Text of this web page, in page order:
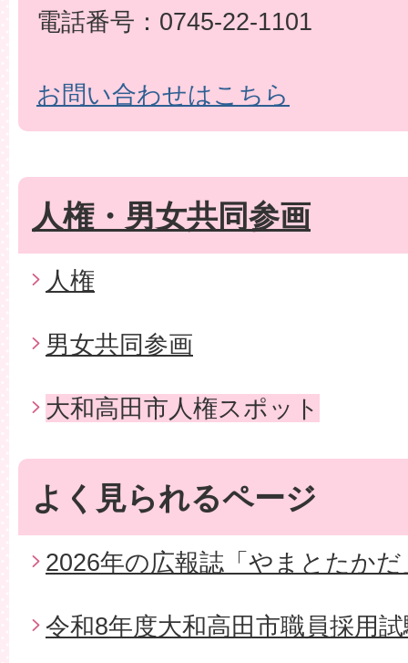
電話番号：0745-22-1101
お問い合わせはこちら
人権・男女共同参画
人権
男女共同参画
大和高田市人権スポット
よく見られるページ
2026年の広報誌「やまとたかだ
令和8年度大和高田市職員採用